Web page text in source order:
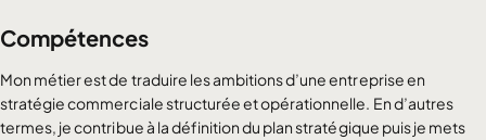
Compétences
Mon métier est de traduire les ambitions d’une entreprise en
stratégie commerciale structurée et opérationnelle. En d’autres
termes, je contribue à la définition du plan stratégique puis je mets